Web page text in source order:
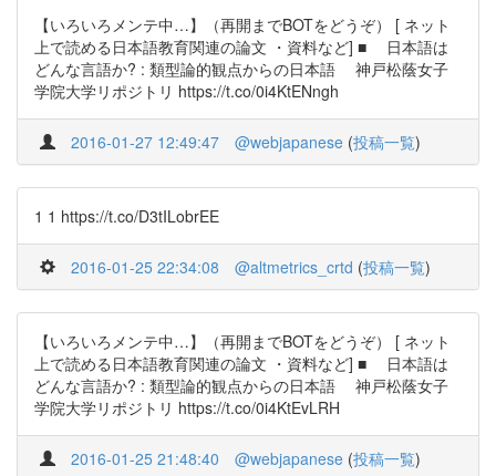
【いろいろメンテ中…】（再開までBOTをどうぞ） [ ネット
上で読める日本語教育関連の論文 ・資料など] ■ 日本語は
どんな言語か? : 類型論的観点からの日本語 神戸松蔭女子
学院大学リポジトリ https://t.co/0i4KtENngh
2016-01-27 12:49:47 @webjapanese (投稿一覧)
1 1 https://t.co/D3tILobrEE
2016-01-25 22:34:08 @altmetrics_crtd (投稿一覧)
【いろいろメンテ中…】（再開までBOTをどうぞ） [ ネット
上で読める日本語教育関連の論文 ・資料など] ■ 日本語は
どんな言語か? : 類型論的観点からの日本語 神戸松蔭女子
学院大学リポジトリ https://t.co/0i4KtEvLRH
2016-01-25 21:48:40 @webjapanese (投稿一覧)